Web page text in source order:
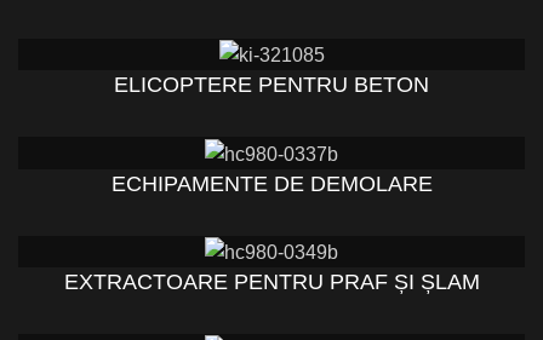
ELICOPTERE PENTRU BETON
ECHIPAMENTE DE DEMOLARE
EXTRACTOARE PENTRU PRAF ȘI ȘLAM